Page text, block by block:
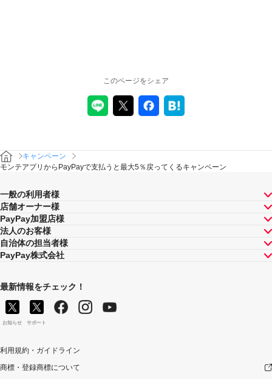
はございません）。
対象店舗との取引の全部について取り消され、解除され
（合意解除を含みます。）、または無効となった場合
ついてのPayPayポイントの付与は全て取り消されます。
また、対象店舗との取引の一部について取り消され、解
場合（以下「取消し等」といいます。）、当該取消し等
の対象となった返金後のPayPay決済金額に応じたポイン
トが付与されます。
対象店舗との取引について取消し等となった場合、取消
し等の理由の如何にかかわらず、また、対象店舗による
返金の有無にかかわらず、「キャンペーン期間中の付与
合計」は将来に向かってのみ減額されます。そのため、
降に取消し等となった場合であっても、当該上限到達か
よるPayPayポイントの付与が行われることはありませ
ん。
受けて運営をしております。
景品について
このページをシェア
キャンペーン
モンテアプリからPayPayで支払うと最大5％戻ってくるキャンペーン
一般の利用者様
店舗オーナー様
PayPay加盟店様
法人のお客様
自治体の担当者様
PayPay株式会社
最新情報をチェック！
お知らせ サポート
利用規約・ガイドライン
商標・登録商標について